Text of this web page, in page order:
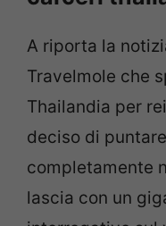
A riporta la
Travelmole che
Thailandia per
deciso di
completamente
lascia con un